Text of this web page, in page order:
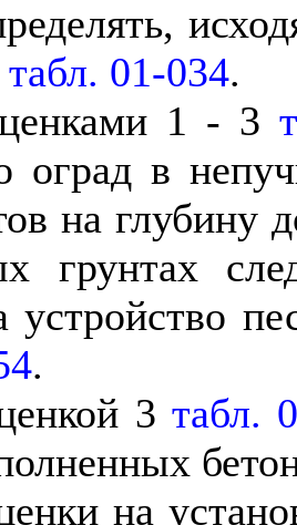
табл. 01-034.
1 - 3
оград в
на глубину
грунтах
устройство
.
3 табл.
на